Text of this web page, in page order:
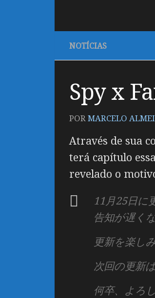
NOTÍCIAS
Spy x
PORMARCELO
Através de sua
terá capítulo
revelado o
11月25日に
告知が遅く
更新を楽し
次回の更新
何卒、よろ